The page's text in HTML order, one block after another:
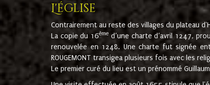
L'église
Contrairement au reste des villages du plateau
La copie du 16ème d’une charte d’avril 1247,
renouvelée en 1248. Une charte fut signée
ROUGEMONT transigea plusieurs fois avec les
Le premier curé du lieu est un prénommé